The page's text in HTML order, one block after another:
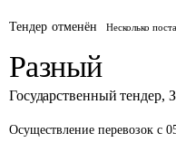
Тендер отменён Несколько
Разный
Государственный тендер,
Осуществление перевозок с